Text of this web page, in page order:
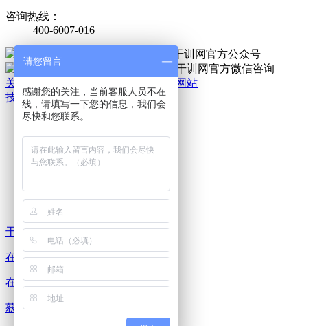
咨询热线：
400-6007-016
关于我们
手机网站
技术支持：干培网
干培 热线
在线 咨询
在线 预约
获取 方案
请您留言
感谢您的关注，当前客服人员不在
线，请填写一下您的信息，我们会
尽快和您联系。